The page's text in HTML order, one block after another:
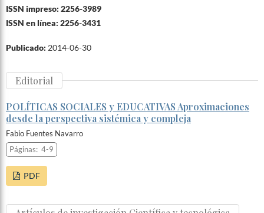
ISSN impreso: 2256-3989
ISSN en línea: 2256-3431
Publicado: 2014-06-30
Editorial
POLÍTICAS SOCIALES y EDUCATIVAS Aproximaciones
desde la perspectiva sistémica y compleja
Fabio Fuentes Navarro
Páginas:4-9
PDF